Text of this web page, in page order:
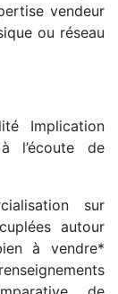
vendeur
ou réseau
Implication
l’écoute de
sur
autour
à vendre*